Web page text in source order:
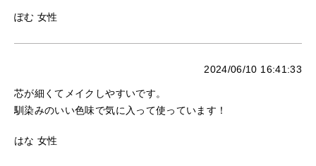
ぽむ 女性
2024/06/10 16:41:33
芯が細くてメイクしやすいです。
馴染みのいい色味で気に入って使っています！
はな 女性